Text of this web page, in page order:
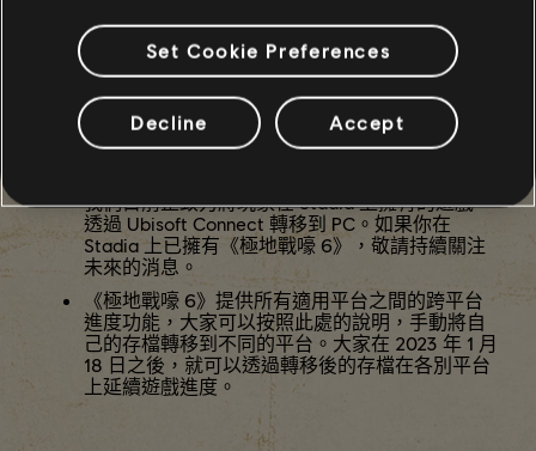
Stadia 遊玩《極地戰嚎 6》，但有以下例外事
項：
「版本更新 6」和《極地戰嚎 6》擴充內容「世界
迷航」將不會在 Stadia 上推出。
任何額外的「版本更新」、緊急修正或其他更新
我們目前正致力將玩家在 Stadia 上擁有的遊戲，
透過 Ubisoft Connect 轉移到 PC。如果你在
Stadia 上已擁有《極地戰嚎 6》，敬請持續關注
未來的消息。
《極地戰嚎 6》提供所有適用平台之間的跨平台
進度功能，大家可以按照此處的說明，手動將自
己的存檔轉移到不同的平台。大家在 2023 年 1 月
18 日之後，就可以透過轉移後的存檔在各別平台
上延續遊戲進度。
Set Cookie Preferences
Decline Accept